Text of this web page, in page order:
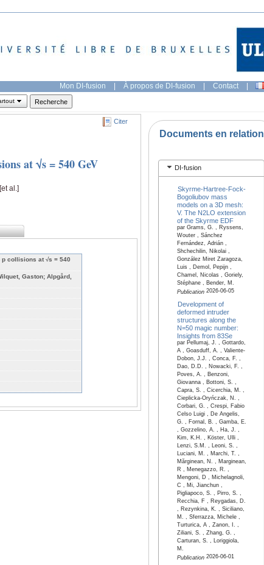
Mon DI-fusion | À propos de DI-fusion | Contact |
Citer
at √s = 540 GeV
al.]
collisions at √s = 540
Gaston; Alpgård,
Documents en relation
DI-fusion
Skyrme-Hartree-Fock-
Bogoliubov mass
models on a 3D mesh:
V. The N2LO extension
of the Skyrme EDF
par Grams, G. , Ryssens,
Wouter , Sánchez
Fernández, Adrián ,
Shchechilin, Nikolai ,
González Miret Zaragoza,
Luis , Demol, Pepijn ,
Chamel, Nicolas , Goriely,
Stéphane , Bender, M.
Publication2026-06-05
Development of
deformed intruder
structures along the
N=50 magic number:
Insights from 83Se
par Pellumaj, J. , Gottardo,
A , Goasduff, A. , Valiente-
Dobon, J.J. , Conca, F. ,
Dao, D.D. , Nowacki, F. ,
Poves, A. , Benzoni,
Giovanna , Bottoni, S. ,
Capra, S. , Cicerchia, M. ,
Cieplicka-Oryńczak, N. ,
Corbari, G. , Crespi, Fabio
Celso Luigi , De Angelis,
G. , Fornal, B. , Gamba, E.
, Gozzelino, A. , Ha, J. ,
Kim, K.H. , Köster, Ulli ,
Lenzi, S.M. , Leoni, S. ,
Luciani, M. , Marchi, T. ,
Mărginean, N. , Marginean,
R , Menegazzo, R. ,
Mengoni, D , Michelagnoli,
C , Mi, Jianchun ,
Pigliapoco, S. , Pirro, S. ,
Recchia, F , Reygadas, D.
, Rezynkina, K. , Siciliano,
M. , Sferrazza, Michele ,
Turturica, A , Zanon, I. ,
Ziliani, S. , Zhang, G. ,
Carturan, S. , Loriggiola,
M.
Publication2026-06-01